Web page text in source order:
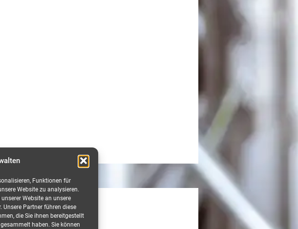
Funktionen für
Website zu analysieren.
Website an unsere
Unsere Partner führen diese
die Sie ihnen bereitgestellt
haben. Sie können